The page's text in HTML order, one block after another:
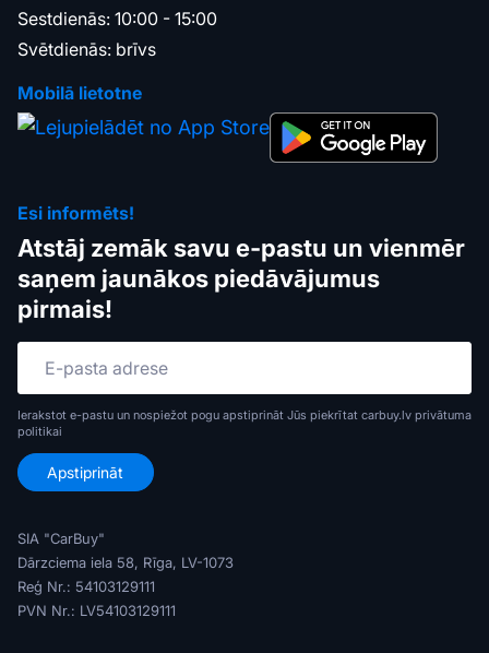
Sestdienās: 10:00 - 15:00
Svētdienās: brīvs
Mobilā lietotne
Esi informēts!
Atstāj zemāk savu e-pastu un vienmēr
saņem jaunākos piedāvājumus
pirmais!
Ierakstot e-pastu un nospiežot pogu apstiprināt Jūs piekrītat carbuy.lv privātuma
politikai
SIA "CarBuy"
Dārzciema iela 58, Rīga, LV-1073
Reģ Nr.: 54103129111
PVN Nr.: LV54103129111